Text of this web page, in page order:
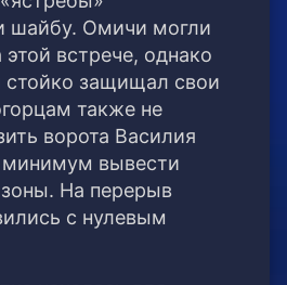
шайбу. Омичи могли
встрече, однако
стойко защищал свои
также не
ворота Василия
вывести
На перерыв
с нулевым